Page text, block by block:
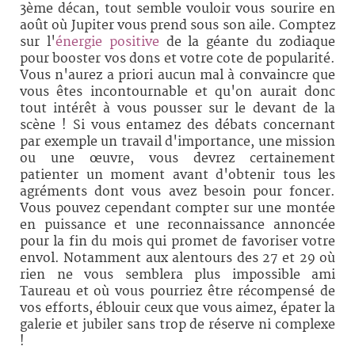
3ème décan, tout semble vouloir vous sourire en
août où Jupiter vous prend sous son aile. Comptez
sur l'énergie positivede la géante du zodiaque
pour booster vos dons et votre cote de popularité.
Vous n'aurez a priori aucun mal à convaincre que
vous êtes incontournable et qu'on aurait donc
tout intérêt à vous pousser sur le devant de la
scène ! Si vous entamez des débats concernant
par exemple un travail d'importance, une mission
ou une œuvre, vous devrez certainement
patienter un moment avant d'obtenir tous les
agréments dont vous avez besoin pour foncer.
Vous pouvez cependant compter sur une montée
en puissance et une reconnaissance annoncée
pour la fin du mois qui promet de favoriser votre
envol. Notamment aux alentours des 27 et 29 où
rien ne vous semblera plus impossible ami
Taureau et où vous pourriez être récompensé de
vos efforts, éblouir ceux que vous aimez, épater la
galerie et jubiler sans trop de réserve ni complexe
!